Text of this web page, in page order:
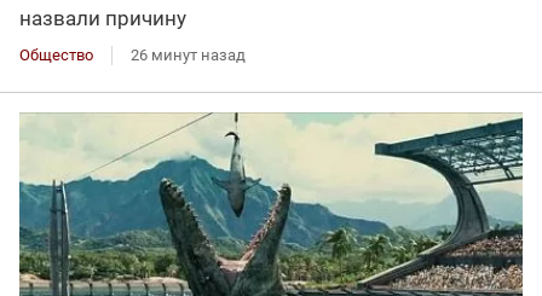
назвали причину
Общество 26 минут назад